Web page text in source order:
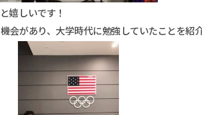
嬉しいです！
会があり、大学時代に勉強していたことを紹